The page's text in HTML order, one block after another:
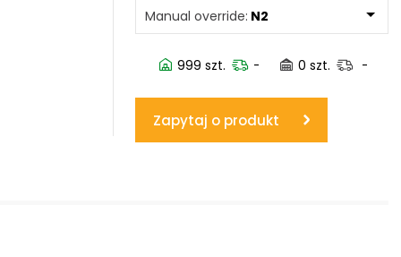
Manual override: N2
999 szt. - 0 szt. -
Zapytaj o produkt